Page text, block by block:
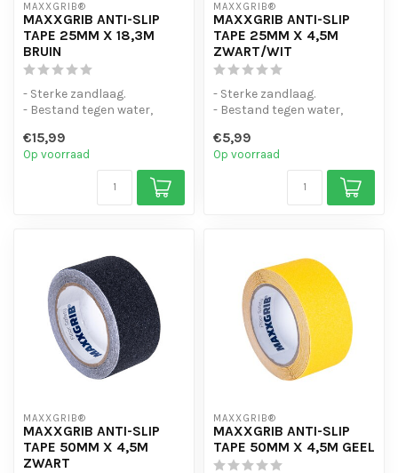
MAXXGRIB®
MAXXGRIB ANTI-SLIP
TAPE 25MM X 18,3M
BRUIN
- Sterke zandlaag.
- Bestand tegen water,
- Is eenvo...
€15,99
Op voorraad
MAXXGRIB®
MAXXGRIB ANTI-SLIP
TAPE 25MM X 4,5M
ZWART/WIT
- Sterke zandlaag.
- Bestand tegen water,
- Is eenvo...
€5,99
Op voorraad
MAXXGRIB®
MAXXGRIB ANTI-SLIP
TAPE 50MM X 4,5M
ZWART
MAXXGRIB®
MAXXGRIB ANTI-SLIP
TAPE 50MM X 4,5M GEEL